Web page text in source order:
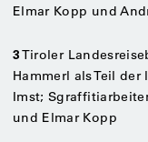
Elmar Kopp und
3Tiroler
Hammerl als Teil
Imst;
und Elmar Kopp